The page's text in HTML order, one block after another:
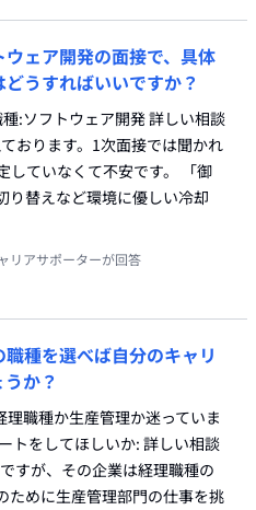
ェア開発の面接で、具体
うすればいいですか？
:ソフトウェア開発 詳しい相談
おります。1次面接では聞かれ
していなくて不安です。 「御
り替えなど環境に優しい冷却
リアサポーターが回答
種を選べば自分のキャリ
か？
職種か生産管理か迷っていま
トをしてほしいか: 詳しい相談
すが、その企業は経理職種の
ために生産管理部門の仕事を挑